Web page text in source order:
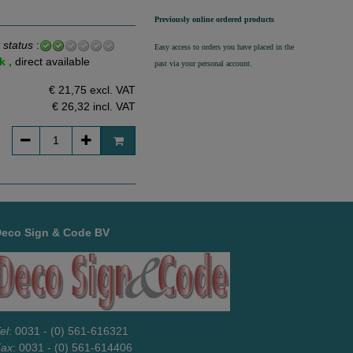
status:
, direct available
€ 21,75 excl. VAT
€ 26,32 incl. VAT
Previously online ordered products
Easy access to orders you have placed in the
past via your personal account.
Sign & Code BV
: 0031 - (0) 561-616321
: 0031 - (0) 561-614406